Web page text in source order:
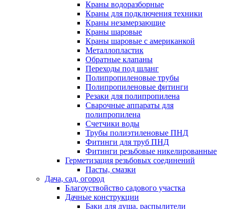
Краны водоразборные
Краны для подключения техники
Краны незамерзающие
Краны шаровые
Краны шаровые с американкой
Металлопластик
Обратные клапаны
Переходы под шланг
Полипропиленовые трубы
Полипропиленовые фитинги
Резаки для полипропилена
Сварочные аппараты для
полипропилена
Счетчики воды
Трубы полиэтиленовые ПНД
Фитинги для труб ПНД
Фитинги резьбовые никелированные
Герметизация резьбовых соединений
Пасты, смазки
Дача, сад, огород
Благоуствойство садового участка
Дачные конструкции
Баки для душа, распылители